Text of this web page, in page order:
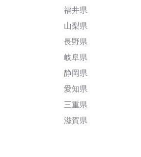
福井県
山梨県
長野県
岐阜県
静岡県
愛知県
三重県
滋賀県